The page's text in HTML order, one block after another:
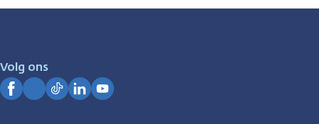
zijn
Volg ons